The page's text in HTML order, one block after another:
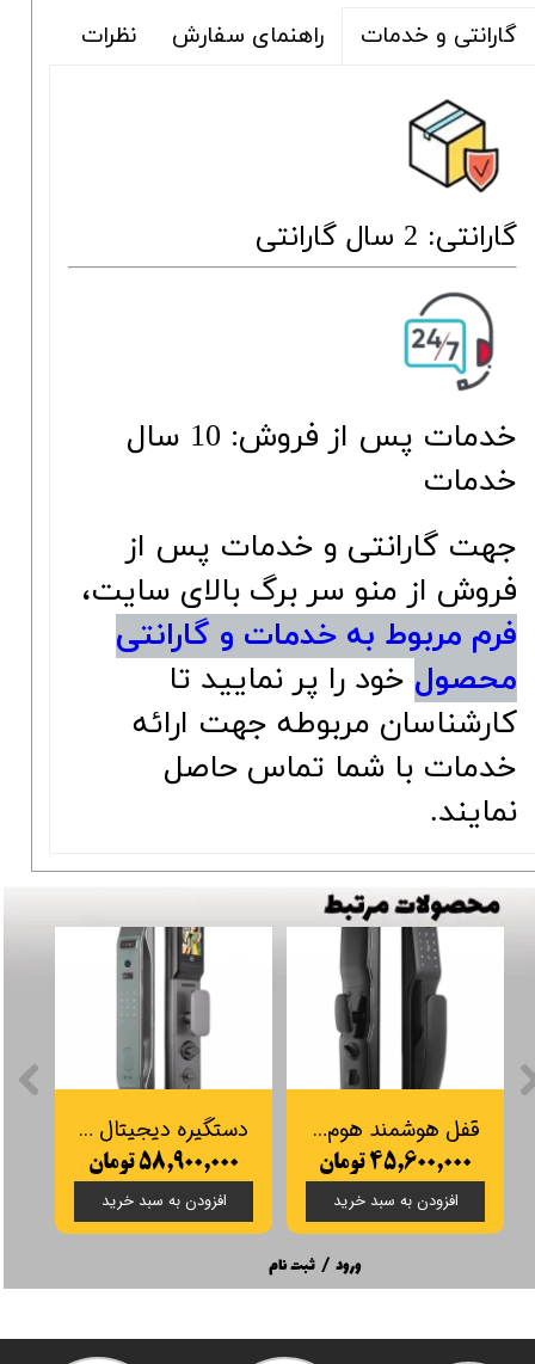
گارانتی و خدمات راهنمای سفارش نظرات
گارانتی: 2 سال گارانتی
خدمات پس از فروش: 10 سال
خدمات
جهت گارانتی و خدمات پس از
فروش از منو سر برگ بالای سایت،
فرم مربوط به خدمات و گارانتی
محصول خود را پر نمایید تا
کارشناسان مربوطه جهت ارائه
خدمات با شما تماس حاصل
نمایند.
دستگیره دیجیتال هوم لاک HOME LOCK مدل F300
۵۸,۹۰۰,۰۰۰ تومان
افزودن به سبد خرید
قفل هوشمند هوم لاک (Home lock) مدل M300
۴۵,۶۰۰,۰۰۰ تومان
افزودن به سبد خرید
ورود / ثبت نام